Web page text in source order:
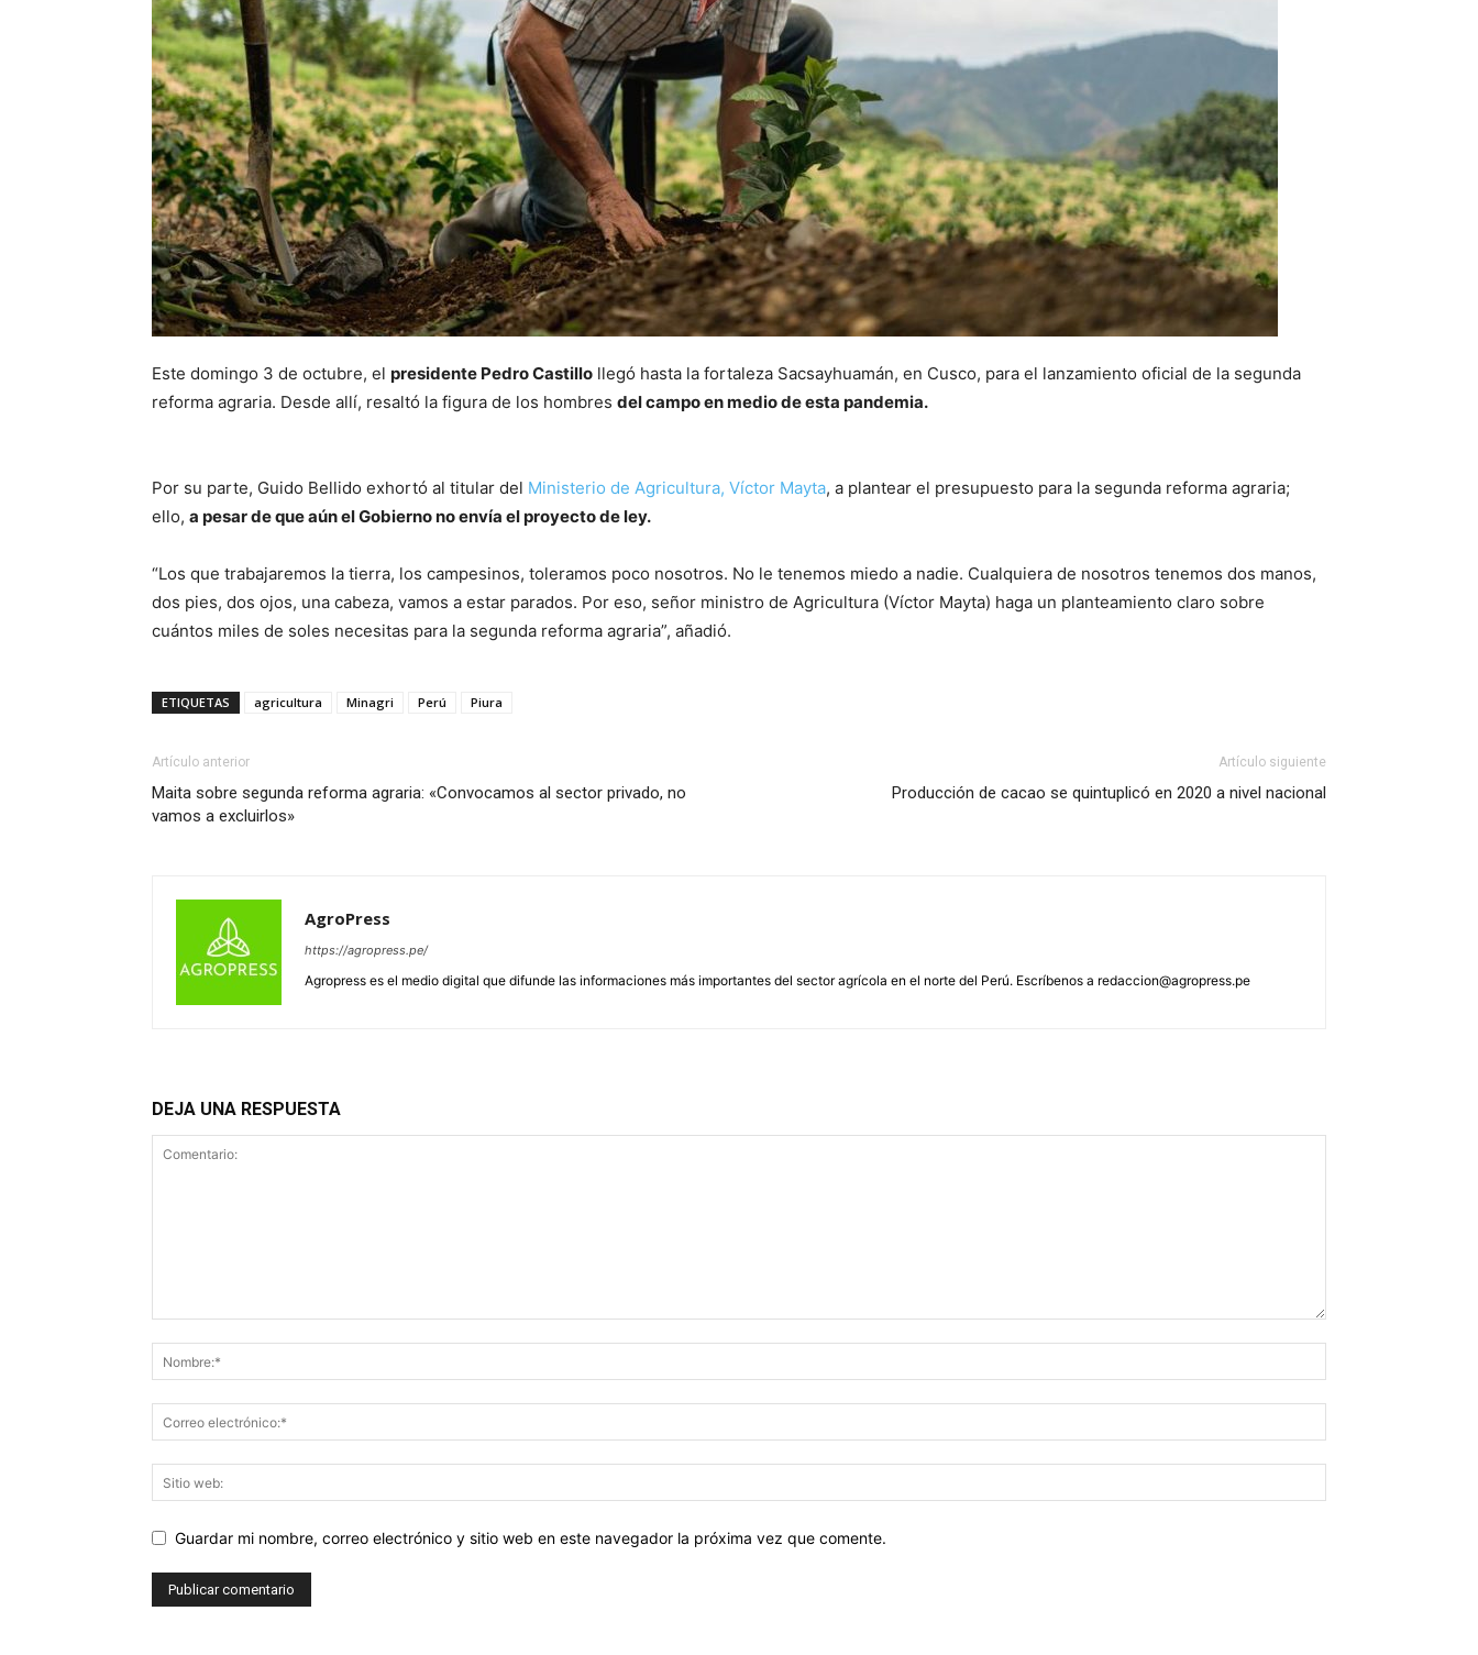
Este domingo 3 de octubre, el presidente Pedro Castillo llegó hasta la fortaleza Sacsayhuamán, en Cusco, para el lanzamiento oficial de la segunda
reforma agraria. Desde allí, resaltó la figura de los hombres del campo en medio de esta pandemia.
Por su parte, Guido Bellido exhortó al titular del Ministerio de Agricultura, Víctor Mayta, a plantear el presupuesto para la segunda reforma agraria;
ello, a pesar de que aún el Gobierno no envía el proyecto de ley.
“Los que trabajaremos la tierra, los campesinos, toleramos poco nosotros. No le tenemos miedo a nadie. Cualquiera de nosotros tenemos dos manos,
dos pies, dos ojos, una cabeza, vamos a estar parados. Por eso, señor ministro de Agricultura (Víctor Mayta) haga un planteamiento claro sobre
cuántos miles de soles necesitas para la segunda reforma agraria”, añadió.
ETIQUETAS agricultura Minagri Perú Piura
Artículo anterior
Maita sobre segunda reforma agraria: «Convocamos al sector privado, no
vamos a excluirlos»
Artículo siguiente
Producción de cacao se quintuplicó en 2020 a nivel nacional
AgroPress
https://agropress.pe/
Agropress es el medio digital que difunde las informaciones más importantes del sector agrícola en el norte del Perú. Escríbenos a redaccion@agropress.pe
DEJA UNA RESPUESTA
Guardar mi nombre, correo electrónico y sitio web en este navegador la próxima vez que comente.